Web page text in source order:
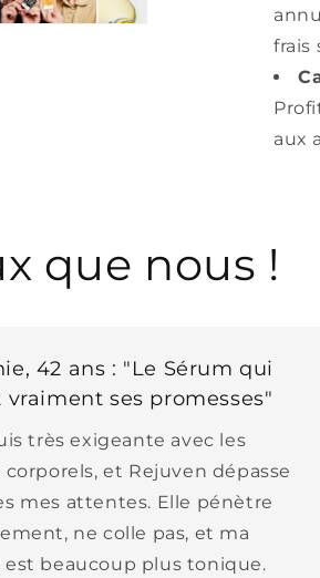
frais
aux
que nous !
42 ans : "Le Sérum qui
ses promesses"
très exigeante avec les
corporels, et Rejuven dépasse
mes attentes. Elle pénètre
ne colle pas, et ma
est beaucoup plus tonique.